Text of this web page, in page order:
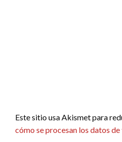
Este sitio usa Akismet para
cómo se procesan los datos